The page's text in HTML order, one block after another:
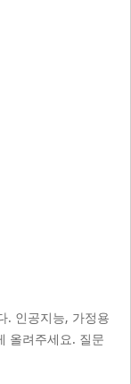
. 인공지능, 가정용
올려주세요. 질문